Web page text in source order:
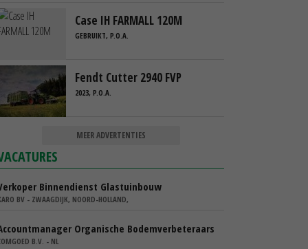
Case IH FARMALL 120M
GEBRUIKT, P.O.A.
Fendt Cutter 2940 FVP
2023, P.O.A.
MEER ADVERTENTIES
Binnendienst Glastuinbouw
BV - ZWAAGDIJK, NOORD-HOLLAND,
Organische Bodemverbeteraars
B.V. - NL